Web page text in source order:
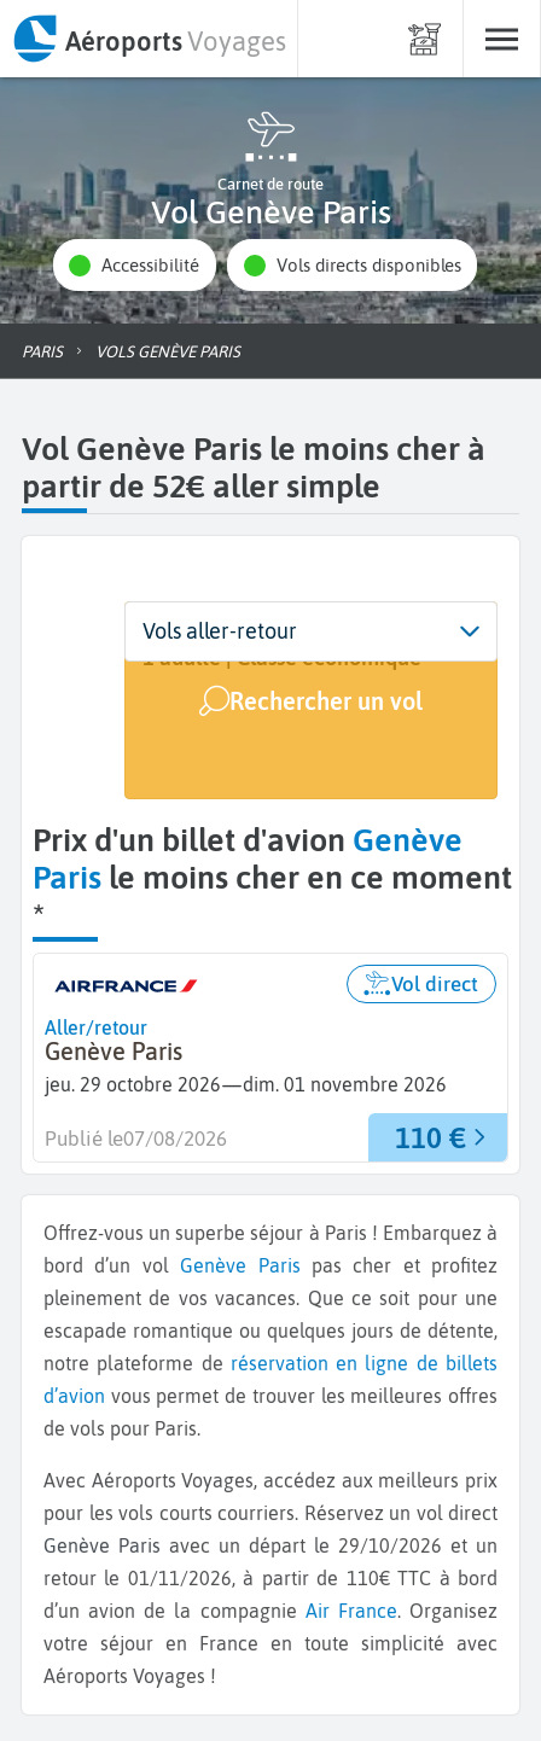
AéroportsVoyages
Carnet de route
Vol Genève Paris
Accessibilité Vols directs disponibles
PARIS VOLS GENÈVE PARIS
Vol Genève Paris le moins cher à
partir de 52€ aller simple
Départ
Genève (GVA)
Dates
29 oct. - 1 nov.
Voyageurs | Classe
1 adulte | Classe économique
Rechercher un vol
Vols aller-retour
Prix d'un billet d'avion Genève
Paris le moins cher en ce moment
*
Aller/retour
Genève Paris
jeu. 29 octobre 2026—dim. 01 novembre 2026
Vol direct
110 €
Publié le07/08/2026
Offrez-vous un superbe séjour à Paris ! Embarquez à
bord d’un vol Genève Paris pas cher et profitez
pleinement de vos vacances. Que ce soit pour une
escapade romantique ou quelques jours de détente,
notre plateforme de réservation en ligne de billets
d’avion vous permet de trouver les meilleures offres
de vols pour Paris.
Avec Aéroports Voyages, accédez aux meilleurs prix
pour les vols courts courriers. Réservez un vol direct
Genève Paris avec un départ le 29/10/2026 et un
retour le 01/11/2026, à partir de 110€ TTC à bord
d’un avion de la compagnie Air France. Organisez
votre séjour en France en toute simplicité avec
Aéroports Voyages !